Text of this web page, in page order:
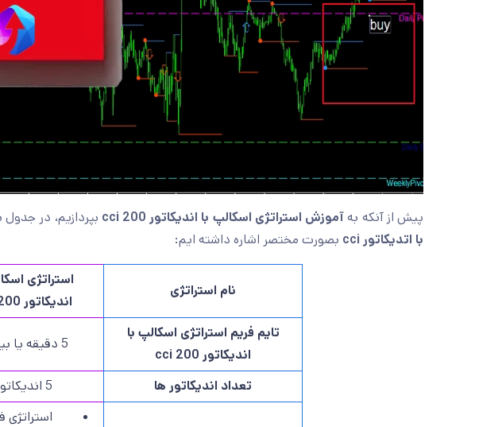
پیش از آنکه بهآموزش استراتژی اسکالپ با اندیکاتور cci 200 بپردازیم، در
با اتدیکاتور cci
بصورت مختصر اشاره داشته ایم:
نام استراتژی
استراتژی
اندیکاتور cci 200
تایم فریم استراتژی اسکالپ با
اندیکاتور cci 200
5 دقیقه یا بیشتر
تعداد اندیکاتور ها 5 اندیکاتور